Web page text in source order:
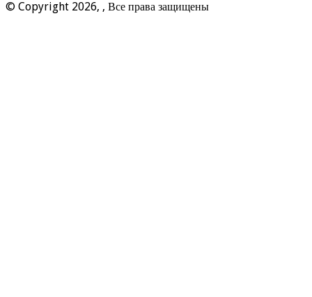
© Copyright 2026, , Все права защищены